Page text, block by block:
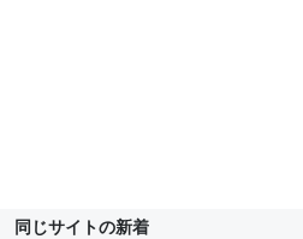
同じサイトの新着